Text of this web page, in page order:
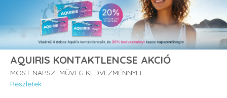
AQUIRIS KONTAKTLENCSE AKCIÓ
MOST NAPSZEMÜVEG KEDVEZMÉNNYEL
Részletek